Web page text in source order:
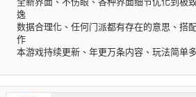
逸
数据合理化、任何门派都有存在的意思、搭
作
本游戏持续更新、年更万条内容、玩法简单